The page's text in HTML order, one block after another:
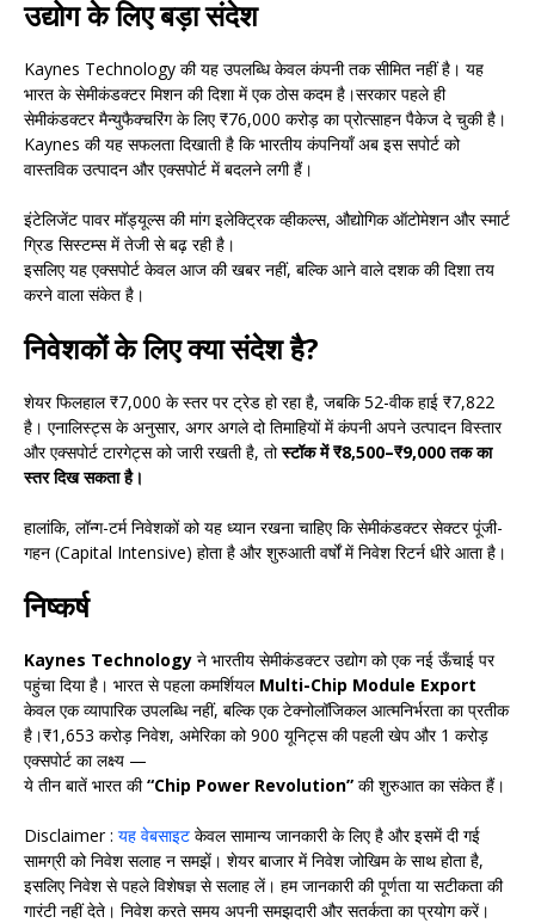
उद्योग के लिए बड़ा संदेश
Kaynes Technology की यह उपलब्धि केवल कंपनी तक सीमित नहीं है। यह
भारत के सेमीकंडक्टर मिशन की दिशा में एक ठोस कदम है।सरकार पहले ही
सेमीकंडक्टर मैन्युफैक्चरिंग के लिए ₹76,000 करोड़ का प्रोत्साहन पैकेज दे चुकी है।
Kaynes की यह सफलता दिखाती है कि भारतीय कंपनियाँ अब इस सपोर्ट को
वास्तविक उत्पादन और एक्सपोर्ट में बदलने लगी हैं।
इंटेलिजेंट पावर मॉड्यूल्स की मांग इलेक्ट्रिक व्हीकल्स, औद्योगिक ऑटोमेशन और स्मार्ट
ग्रिड सिस्टम्स में तेजी से बढ़ रही है।
इसलिए यह एक्सपोर्ट केवल आज की खबर नहीं, बल्कि आने वाले दशक की दिशा तय
करने वाला संकेत है।
निवेशकों के लिए क्या संदेश है?
शेयर फिलहाल ₹7,000 के स्तर पर ट्रेड हो रहा है, जबकि 52-वीक हाई ₹7,822
है। एनालिस्ट्स के अनुसार, अगर अगले दो तिमाहियों में कंपनी अपने उत्पादन विस्तार
और एक्सपोर्ट टारगेट्स को जारी रखती है, तोस्टॉक में ₹8,500–₹9,000 तक का
स्तर दिख सकता है।
हालांकि, लॉन्ग-टर्म निवेशकों को यह ध्यान रखना चाहिए कि सेमीकंडक्टर सेक्टर पूंजी-
गहन (Capital Intensive) होता है और शुरुआती वर्षों में निवेश रिटर्न धीरे आता है।
निष्कर्ष
Kaynes Technology ने भारतीय सेमीकंडक्टर उद्योग को एक नई ऊँचाई पर
पहुंचा दिया है। भारत से पहला कमर्शियल Multi-Chip Module Export
केवल एक व्यापारिक उपलब्धि नहीं, बल्कि एक टेक्नोलॉजिकल आत्मनिर्भरता का प्रतीक
है।₹1,653 करोड़ निवेश, अमेरिका को 900 यूनिट्स की पहली खेप और 1 करोड़
एक्सपोर्ट का लक्ष्य —
ये तीन बातें भारत की“Chip Power Revolution” की शुरुआत का संकेत हैं।
Disclaimer : यह वेबसाइट केवल सामान्य जानकारी के लिए है और इसमें दी गई
सामग्री को निवेश सलाह न समझें। शेयर बाजार में निवेश जोखिम के साथ होता है,
इसलिए निवेश से पहले विशेषज्ञ से सलाह लें। हम जानकारी की पूर्णता या सटीकता की
गारंटी नहीं देते। निवेश करते समय अपनी समझदारी और सतर्कता का प्रयोग करें।